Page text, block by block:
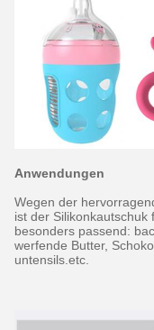
Anwendungen
Wegen der
ist der
besonders passend:
werfende Butter,
untensils.etc.